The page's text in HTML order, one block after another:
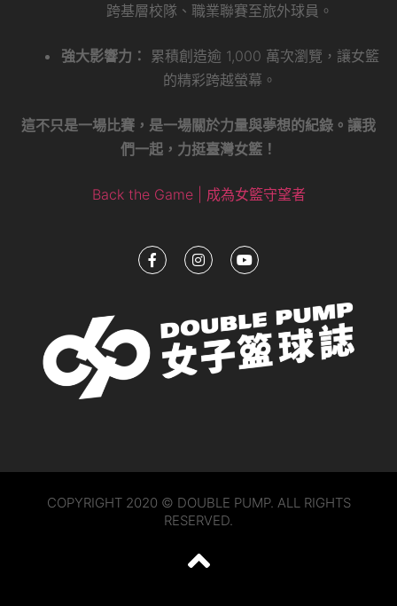
跨基層校隊、職業聯賽至旅外球員。
強大影響力：
累積創造逾 1,000 萬次瀏覽，讓女籃
的精彩跨越螢幕。
這不只是一場比賽，是一場關於力量與夢想的紀錄。讓我
們一起，力挺臺灣女籃！
Back the Game | 成為女籃守望者
COPYRIGHT 2020 © DOUBLE PUMP. ALL RIGHTS
RESERVED.